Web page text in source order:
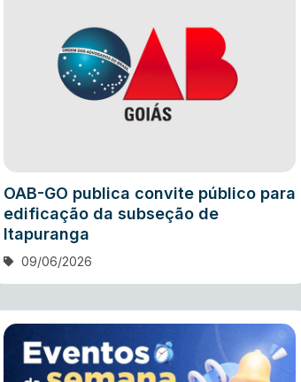
OAB-GO publica convite público para
edificação da subseção de
Itapuranga
09/06/2026